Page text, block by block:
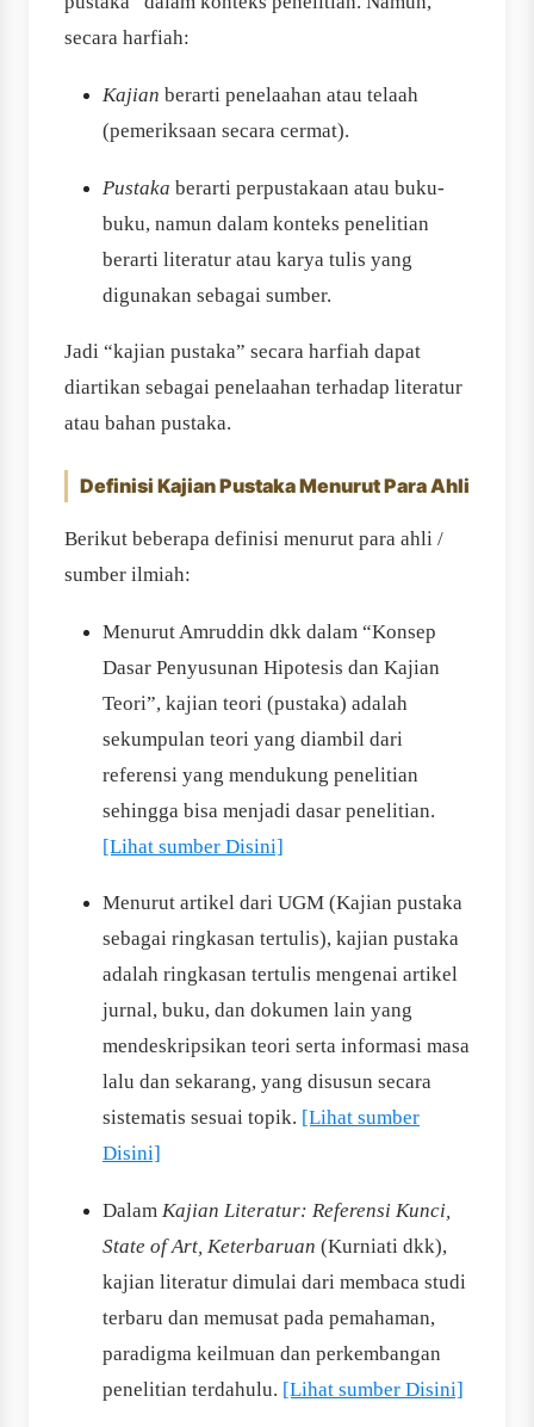
secara harfiah:
Kajian berarti penelaahan atau telaah
(pemeriksaan secara cermat).
Pustaka berarti perpustakaan atau buku-
buku, namun dalam konteks penelitian
berarti literatur atau karya tulis yang
digunakan sebagai sumber.
Jadi “kajian pustaka” secara harfiah dapat
diartikan sebagai penelaahan terhadap literatur
atau bahan pustaka.
Definisi Kajian Pustaka Menurut Para Ahli
Berikut beberapa definisi menurut para ahli /
sumber ilmiah:
Menurut Amruddin dkk dalam “Konsep
Dasar Penyusunan Hipotesis dan Kajian
Teori”, kajian teori (pustaka) adalah
sekumpulan teori yang diambil dari
referensi yang mendukung penelitian
sehingga bisa menjadi dasar penelitian.
[Lihat sumber Disini]
Menurut artikel dari UGM (Kajian pustaka
sebagai ringkasan tertulis), kajian pustaka
adalah ringkasan tertulis mengenai artikel
jurnal, buku, dan dokumen lain yang
mendeskripsikan teori serta informasi masa
lalu dan sekarang, yang disusun secara
sistematis sesuai topik. [Lihat sumber
Disini]
Dalam Kajian Literatur: Referensi Kunci,
State of Art, Keterbaruan (Kurniati dkk),
kajian literatur dimulai dari membaca studi
terbaru dan memusat pada pemahaman,
paradigma keilmuan dan perkembangan
penelitian terdahulu. [Lihat sumber Disini]